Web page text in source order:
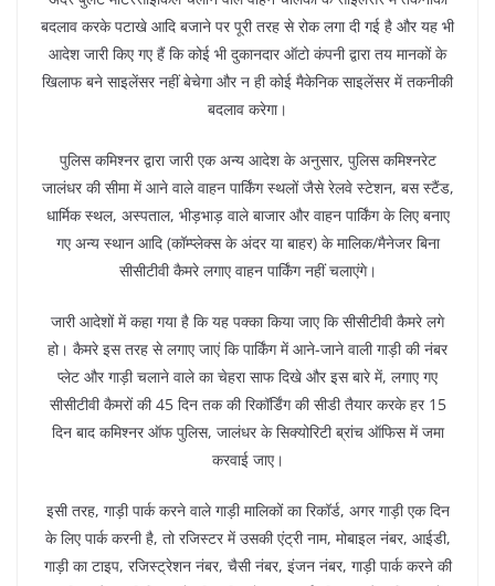
बदलाव करके पटाखे आदि बजाने पर पूरी तरह से रोक लगा दी गई है और यह भी
आदेश जारी किए गए हैं कि कोई भी दुकानदार ऑटो कंपनी द्वारा तय मानकों के
खिलाफ बने साइलेंसर नहीं बेचेगा और न ही कोई मैकेनिक साइलेंसर में तकनीकी
बदलाव करेगा।
पुलिस कमिश्नर द्वारा जारी एक अन्य आदेश के अनुसार, पुलिस कमिश्नरेट
जालंधर की सीमा में आने वाले वाहन पार्किंग स्थलों जैसे रेलवे स्टेशन, बस स्टैंड,
धार्मिक स्थल, अस्पताल, भीड़भाड़ वाले बाजार और वाहन पार्किंग के लिए बनाए
गए अन्य स्थान आदि (कॉम्प्लेक्स के अंदर या बाहर) के मालिक/मैनेजर बिना
सीसीटीवी कैमरे लगाए वाहन पार्किंग नहीं चलाएंगे।
जारी आदेशों में कहा गया है कि यह पक्का किया जाए कि सीसीटीवी कैमरे लगे
हो। कैमरे इस तरह से लगाए जाएं कि पार्किंग में आने-जाने वाली गाड़ी की नंबर
प्लेट और गाड़ी चलाने वाले का चेहरा साफ दिखे और इस बारे में, लगाए गए
सीसीटीवी कैमरों की 45 दिन तक की रिकॉर्डिंग की सीडी तैयार करके हर 15
दिन बाद कमिश्नर ऑफ पुलिस, जालंधर के सिक्योरिटी ब्रांच ऑफिस में जमा
करवाई जाए।
इसी तरह, गाड़ी पार्क करने वाले गाड़ी मालिकों का रिकॉर्ड, अगर गाड़ी एक दिन
के लिए पार्क करनी है, तो रजिस्टर में उसकी एंट्री नाम, मोबाइल नंबर, आईडी,
गाड़ी का टाइप, रजिस्ट्रेशन नंबर, चैसी नंबर, इंजन नंबर, गाड़ी पार्क करने की